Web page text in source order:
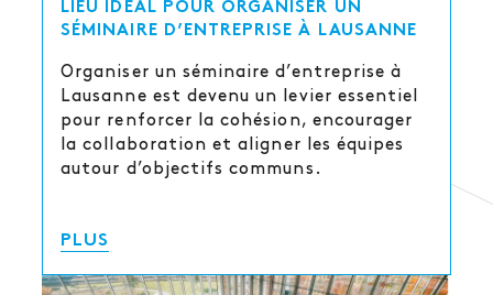
LIEU IDÉAL POUR ORGANISER UN
SÉMINAIRE D’ENTREPRISE À LAUSANNE
Organiser un séminaire d’entreprise à
Lausanne est devenu un levier essentiel
pour renforcer la cohésion, encourager
la collaboration et aligner les équipes
autour d’objectifs communs.
PLUS